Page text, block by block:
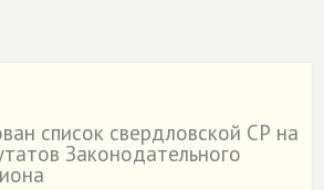
список свердловской СР на
Законодательного